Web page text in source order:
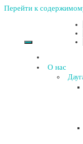
Перейти к
О нас